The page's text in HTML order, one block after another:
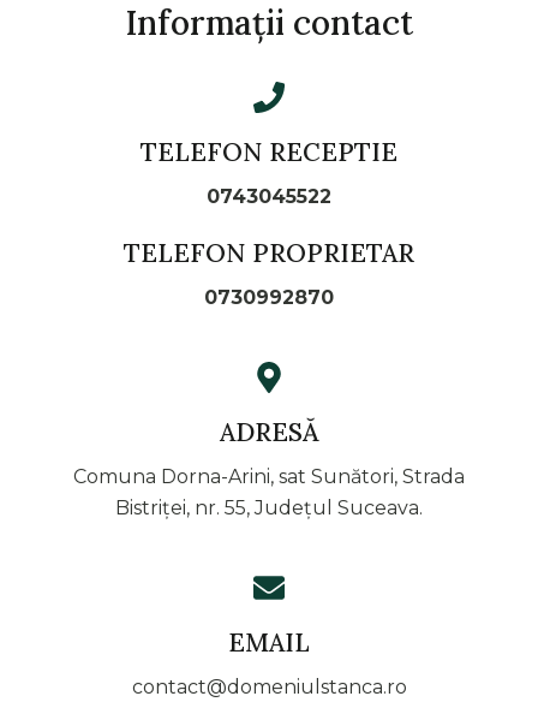
Informații contact
TELEFON RECEPTIE
0743045522
TELEFON PROPRIETAR
0730992870
ADRESĂ
Comuna Dorna-Arini, sat Sunători, Strada
Bistriței, nr. 55, Județul Suceava.
EMAIL
contact@domeniulstanca.ro